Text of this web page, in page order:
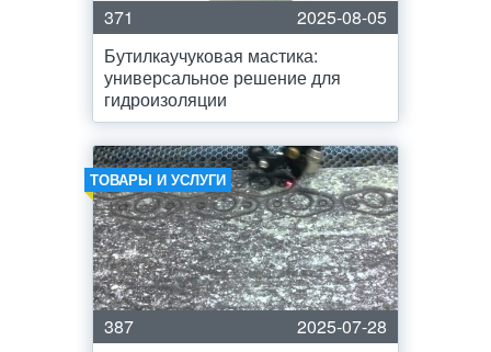
371
2025-08-05
Бутилкаучуковая мастика:
универсальное решение для
гидроизоляции
ТОВАРЫ И УСЛУГИ
387
2025-07-28